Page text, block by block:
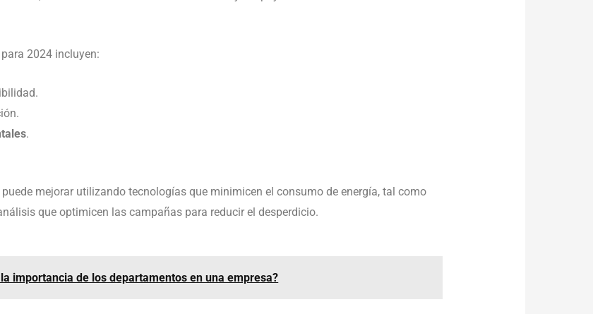
para 2024 incluyen:
.
puede mejorar utilizando tecnologías que minimicen el consumo de energía, tal como
que optimicen las campañas para reducir el desperdicio.
importancia de los departamentos en una empresa?